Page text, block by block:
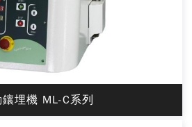
鑲埋機 ML-C系列